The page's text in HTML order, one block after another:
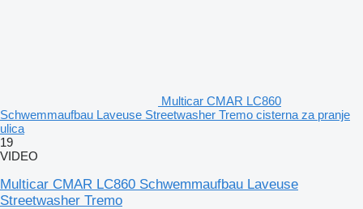
Multicar CMAR LC860
Schwemmaufbau Laveuse Streetwasher Tremo cisterna za pranje
ulica
19
VIDEO
Multicar CMAR LC860 Schwemmaufbau Laveuse
Streetwasher Tremo